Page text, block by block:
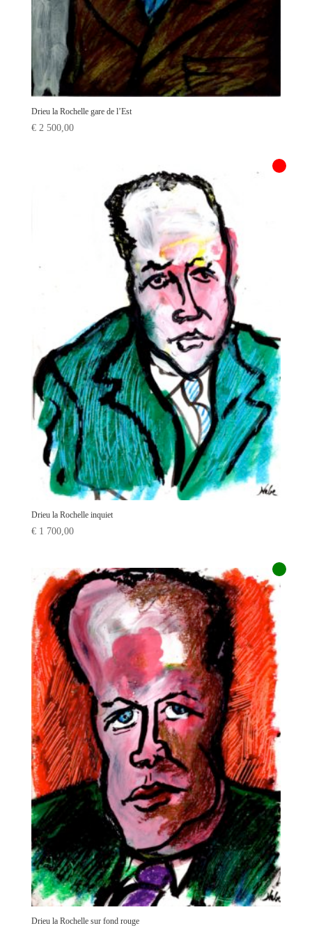
Drieu la Rochelle gare de l’Est
€2 500,00
Drieu la Rochelle inquiet
€1 700,00
Drieu la Rochelle sur fond rouge